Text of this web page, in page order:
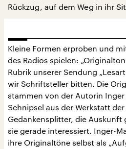
Rückzug, auf dem Weg in ihr
Kleine Formen erproben und
des Radios spielen:
Rubrik unserer Sendung
wir Schriftsteller bitten. Die
stammen von der Autorin Inger
Schnipsel aus der Werkstatt
Gedankensplitter, die Auskunft
sie gerade interessiert. Inger-
ihre Originaltöne selbst als